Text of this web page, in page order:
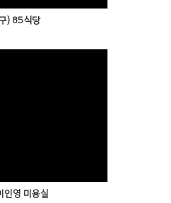
) 85식당
인영 미용실